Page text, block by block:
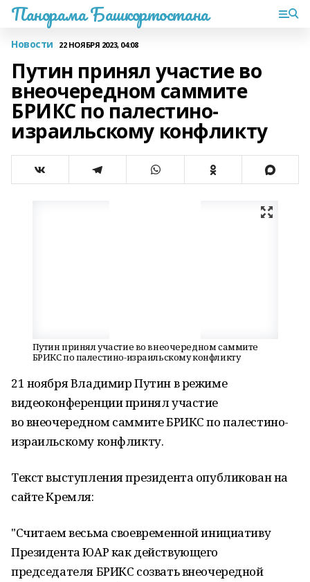
Панорама Башкортостана
Новости 22 НОЯБРЯ 2023, 04:08
Путин принял участие во
внеочередном саммите
БРИКС по палестино-
израильскому конфликту
Путин принял участие во внеочередном саммите
БРИКС по палестино-израильскому конфликту
21 ноября Владимир Путин в режиме
видеоконференции принял участие
во внеочередном саммите БРИКС по палестино-
израильскому конфликту.
Текст выступления президента опубликован на
сайте Кремля:
"Считаем весьма своевременной инициативу
Президента ЮАР как действующего
председателя БРИКС созвать внеочередной